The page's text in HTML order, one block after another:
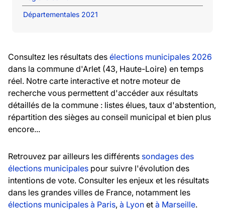
Départementales 2021
Consultez les résultats des élections municipales 2026
dans la commune d'Arlet (43, Haute-Loire) en temps
réel. Notre carte interactive et notre moteur de
recherche vous permettent d'accéder aux résultats
détaillés de la commune : listes élues, taux d'abstention,
répartition des sièges au conseil municipal et bien plus
encore...
Retrouvez par ailleurs les différents sondages des
élections municipales pour suivre l'évolution des
intentions de vote. Consulter les enjeux et les résultats
dans les grandes villes de France, notamment les
élections municipales à Paris, à Lyon et à Marseille.